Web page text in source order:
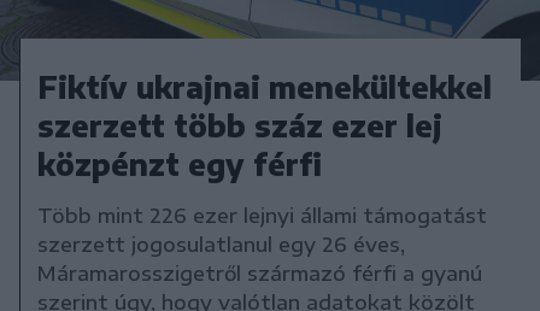
Fiktív ukrajnai menekültekkel
szerzett több száz ezer lej
közpénzt egy férfi
Több mint 226 ezer lejnyi állami támogatást
szerzett jogosulatlanul egy 26 éves,
Máramarosszigetről származó férfi a gyanú
szerint úgy, hogy valótlan adatokat közölt